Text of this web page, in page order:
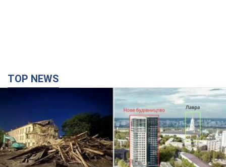
TOP NEWS